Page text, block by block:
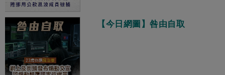
【今日網圖】咎由自取